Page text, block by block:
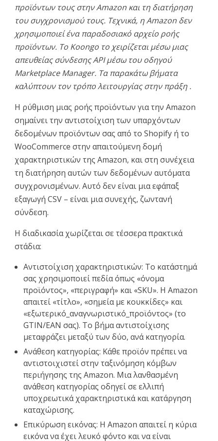
προϊόντων τους στην Amazon και τη διατήρηση
του συγχρονισμού τους. Τεχνικά, η Amazon δεν
χρησιμοποιεί ένα παραδοσιακό αρχείο ροής
προϊόντων. Το Koongo το χειρίζεται μέσω μιας
απευθείας σύνδεσης API μέσω του οδηγού
Marketplace Manager. Τα παρακάτω βήματα
καλύπτουν τον τρόπο λειτουργίας στην πράξη .
Η ρύθμιση μιας ροής προϊόντων για την Amazon
σημαίνει την αντιστοίχιση των υπαρχόντων
δεδομένων προϊόντων σας από το Shopify ή το
WooCommerce στην απαιτούμενη δομή
χαρακτηριστικών της Amazon, και στη συνέχεια
τη διατήρηση αυτών των δεδομένων αυτόματα
συγχρονισμένων. Αυτό δεν είναι μια εφάπαξ
εξαγωγή CSV – είναι μια συνεχής, ζωντανή
σύνδεση.
Η διαδικασία χωρίζεται σε τέσσερα πρακτικά
στάδια:
Αντιστοίχιση χαρακτηριστικών: Το κατάστημά
σας χρησιμοποιεί πεδία όπως «όνομα
προϊόντος», «περιγραφή» και «SKU». Η Amazon
απαιτεί «τίτλο», «σημεία με κουκκίδες» και
«εξωτερικό_αναγνωριστικό_προϊόντος» (το
GTIN/EAN σας). Το βήμα αντιστοίχισης
μεταφράζει μεταξύ των δύο, ανά κατηγορία.
Ανάθεση κατηγορίας: Κάθε προϊόν πρέπει να
αντιστοιχιστεί στην ταξινόμηση κόμβων
περιήγησης της Amazon. Μια λανθασμένη
ανάθεση κατηγορίας οδηγεί σε ελλιπή
υποχρεωτικά χαρακτηριστικά και κατάργηση
καταχώρισης.
Επικύρωση εικόνας: Η Amazon απαιτεί η κύρια
εικόνα να έχει λευκό φόντο και να είναι